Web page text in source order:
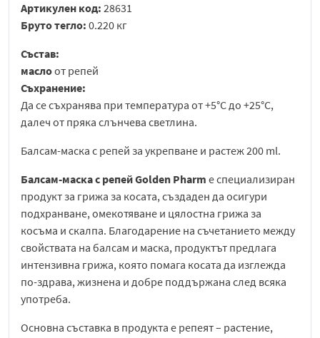
Артикулен код: 28631
Бруто тегло: 0.220 кг
Състав:
маслоот репей
Съхранение:
Да се съхранява при температура от +5°C до +25°C,
далеч от пряка слънчева светлина.
Балсам-маска с репей за укрепване и растеж 200 ml.
Балсам-маска с репей Golden Pharm е специализиран
продукт за грижа за косата, създаден да осигури
подхранване, омекотяване и цялостна грижа за
косъма и скалпа. Благодарение на съчетанието между
свойствата на балсам и маска, продуктът предлага
интензивна грижа, която помага косата да изглежда
по-здрава, жизнена и добре поддържана след всяка
употреба.
Основна съставка в продукта е репеят – растение,